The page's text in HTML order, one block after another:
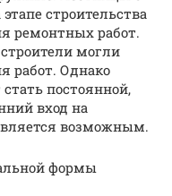
строительства
ремонтных работ.
могли
работ. Однако
постоянной,
вход на
возможным.
формы